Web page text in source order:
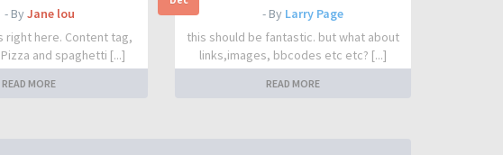
- By Jane lou
right here. Content tag,
and spaghetti [...]
READ MORE
- By Larry Page
this should be fantastic. but what about
links,images, bbcodes etc etc? [...]
READ MORE